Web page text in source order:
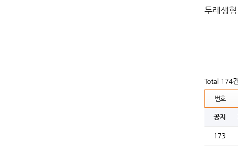
두레생
Total 174건
번호
공지
173